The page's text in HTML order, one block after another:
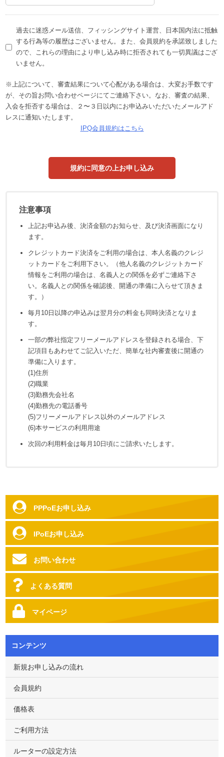
過去に迷惑メール送信、フィッシングサイト運営、日本国内法に抵触
する行為等の履歴はございません。また、会員規約を承諾致しました
ので、これらの理由により申し込み時に拒否されても一切異議はござ
いません。
※上記について、審査結果について心配がある場合は、大変お手数です
が、その旨お問い合わせページにてご連絡下さい。なお、審査の結果、
入会を拒否する場合は、２〜３日以内にお申込みいただいたメールアド
レスに通知いたします。
IPQ会員規約はこちら
注意事項
上記お申込み後、決済金額のお知らせ、及び決済画面になり
ます。
クレジットカード決済をご利用の場合は、本人名義のクレジ
ットカードをご利用下さい。（他人名義のクレジットカード
情報をご利用の場合は、名義人との関係を必ずご連絡下さ
い。名義人との関係を確認後、開通の準備に入らせて頂きま
す。）
毎月10日以降の申込みは翌月分の料金も同時決済となりま
す。
一部の弊社指定フリーメールアドレスを登録される場合、下
記項目もあわせてご記入いただ、簡単な社内審査後に開通の
準備に入ります。
(1)住所
(2)職業
(3)勤務先会社名
(4)勤務先の電話番号
(5)フリーメールアドレス以外のメールアドレス
(6)本サービスの利用用途
次回の利用料金は毎月10日頃にご請求いたします。
PPPoEお申し込み
IPoEお申し込み
お問い合わせ
よくある質問
マイページ
コンテンツ
新規お申し込みの流れ
会員規約
価格表
ご利用方法
ルーターの設定方法